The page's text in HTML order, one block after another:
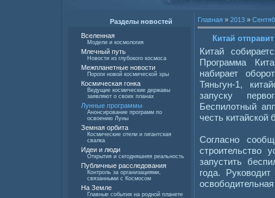
Разделы новостей
Вселенная
Модели и космология
Млечный путь
Новости из глубокого космоса
Межпланетные новости
Пороги новой космической эры
Космическая гонка
Ведущие космические державы
заявляют о своих планах
Лунные программы
Анонсирование программ по
освоению Луны
Земная орбита
Космические отели и гигантская
свалка
Идеи и люди
Открытия и сегодняшняя реальность
Публичные расследования
Контроль за организациями,
связанными с Космосом
На Земле
Главные события на родной планете
Главная » 2013 »
Китай
Китай
Программа
набирает
Тяньгун-1,
запуску
Беспилотный
честь китайской
Согласно
строительство
запустить
года.